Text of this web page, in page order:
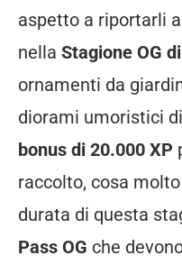
aspetto a riportarli
nella Stagione OG
ornamenti da
diorami umoristici di
bonus di 20.000 XP
raccolto, cosa
durata di questa
Pass OG che